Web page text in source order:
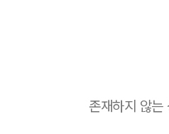
존재하지 않는